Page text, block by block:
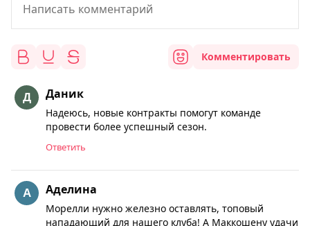
Комментировать
Даник
Надеюсь, новые контракты помогут команде
провести более успешный сезон.
Ответить
Аделина
Морелли нужно железно оставлять, топовый
нападающий для нашего клуба! А Маккошену удачи